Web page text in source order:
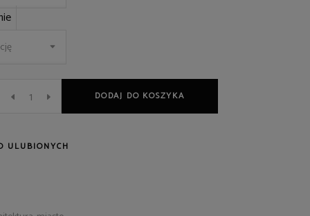
DODAJ DO KOSZYKA
ULUBIONYCH